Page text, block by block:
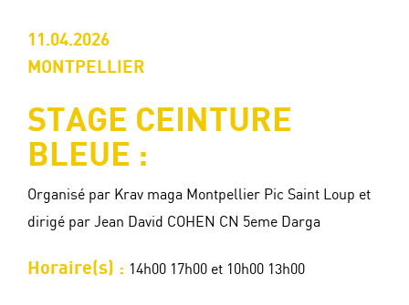
11.04.2026
MONTPELLIER
STAGE CEINTURE
BLEUE :
Organisé par Krav maga Montpellier Pic Saint Loup et
dirigé par Jean David COHEN CN 5eme Darga
Horaire(s) : 14h00 17h00 et 10h00 13h00